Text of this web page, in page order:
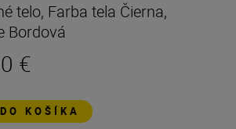
telo, Farba tela Čierna,
Bordová
€
KOŠÍKA